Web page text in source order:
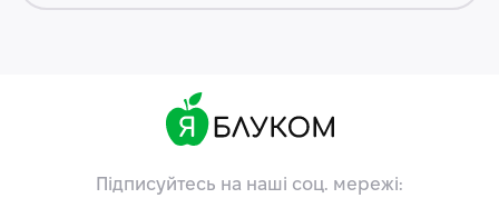
Підписуйтесь на наші соц. мережі: